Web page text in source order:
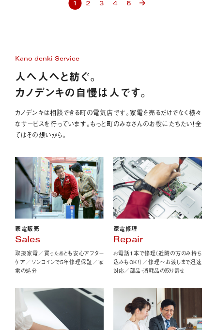
1 2 3 4 5
Kano denki Service
人へ人へと紡ぐ。
カノデンキの自慢は人です。
カノデンキは相談できる町の電気店です。家電を売るだけでなく様々
なサービスを行っています。もっと町のみなさんのお役にたちたい！全
てはその想いから。
家電販売
Sales
取扱家電／買ったあとも安心アフター
ケア／ワンコインで5年修理保証／家
電の処分
家電修理
Repair
お電話1本で修理（近隣の方のみ持ち
込みもOK！）／修理〜お渡しまで迅速
対応／部品・消耗品の取り寄せ